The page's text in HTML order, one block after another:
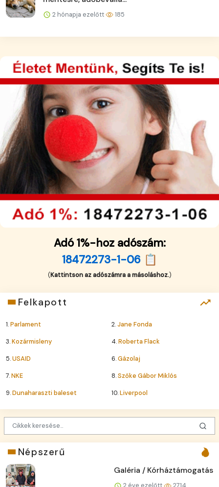
2 hónapja ezelőtt 185
Adó 1%-hoz adószám:
18472273-1-06 📋
(Kattintson az adószámra a másoláshoz.)
Felkapott
1.Parlament 2.Jane Fonda
3.Kozármisleny 4.Roberta Flack
5.USAID 6.Gázolaj
7.NKE 8.Szőke Gábor Miklós
9.Dunaharaszti baleset 10.Liverpool
Népszerű
Galéria / Kórháztámogatás
2 éve ezelőtt 2714